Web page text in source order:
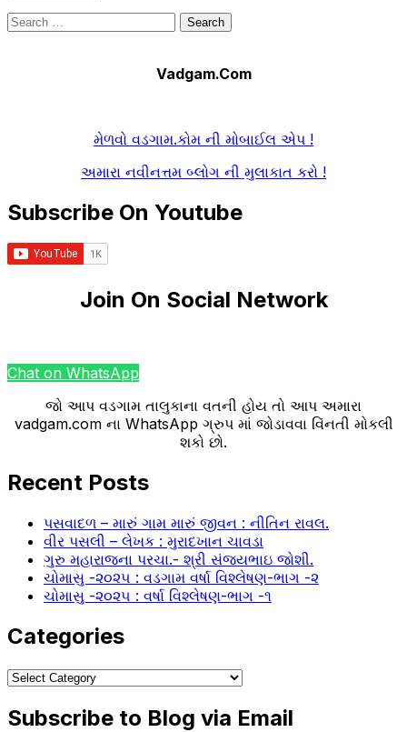
Search
for:
Vadgam.Com
મેળવો વડગામ.કોમ ની મોબાઈલ એપ !
અમારા નવીનત્તમ બ્લોગ ની મુલાકાત કરો !
Subscribe On Youtube
Join On Social Network
Chat on WhatsApp
જો આપ વડગામ તાલુકાના વતની હોય તો આપ અમારા
vadgam.com ના WhatsApp ગ્રુપ માં જોડાવવા વિંનતી મોકલી
શકો છો.
Recent Posts
પસવાદળ – મારું ગામ મારું જીવન : નીતિન રાવલ.
વીર પસલી – લેખક : મુરાદખાન ચાવડા
ગુરુ મહારાજના પરચા.- શ્રી સંજયભાઇ જોશી.
ચોમાસુ -૨૦૨૫ : વડગામ વર્ષા વિશ્લેષણ-ભાગ -૨
ચોમાસુ -૨૦૨૫ : વર્ષા વિશ્લેષણ-ભાગ -૧
Categories
Categories
Subscribe to Blog via Email